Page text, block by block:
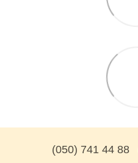
(050) 741 44 88